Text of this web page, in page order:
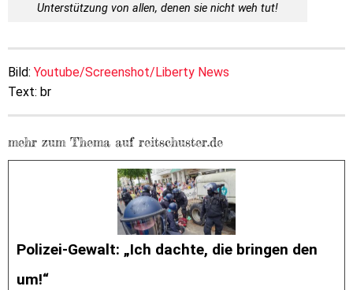
Unterstützung von allen, denen sie nicht weh tut!
Bild: Youtube/Screenshot/Liberty News
Text: br
mehr zum Thema auf reitschuster.de
Polizei-Gewalt: „Ich dachte, die bringen den
um!“